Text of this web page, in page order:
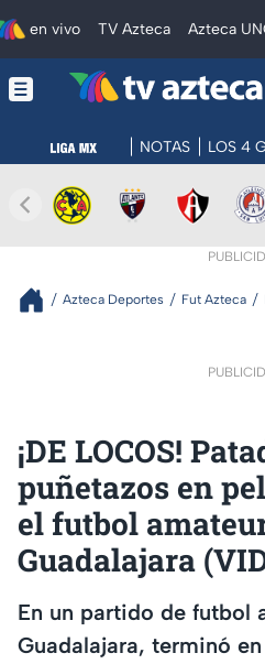
en vivo TV Azteca Azteca
NOTAS LOS 4
Azteca Deportes Fut Azteca
¡DE LOCOS!
puñetazos en
el futbol
Guadalajara
En un partido de futbol
Guadalajara, terminó